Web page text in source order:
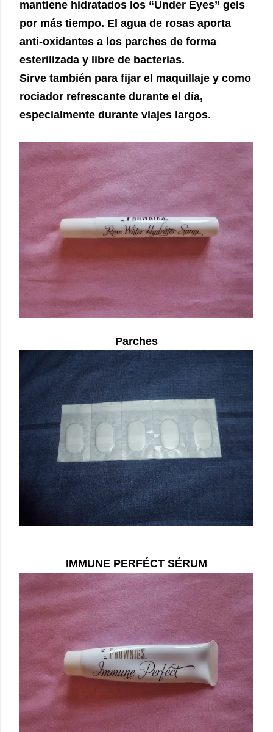
mantiene hidratados los “Under Eyes” gels
por más tiempo. El agua de rosas aporta
anti-oxidantes a los parches de forma
esterilizada y libre de bacterias.
Sirve también para fijar el maquillaje y como
rociador refrescante durante el día,
especialmente durante viajes largos.
Parches
IMMUNE PERFÉCT SÉRUM